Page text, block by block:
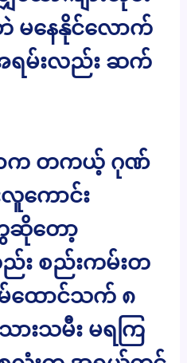
နေနိုင်လောက်
မ်းလည်း ဆက်
ာက တကယ့် ဂုဏ်
ကောင်း
ဆိုတော့
စည်းကမ်းတ
ထောင်သက် ၈
ားသမီး မရကြ